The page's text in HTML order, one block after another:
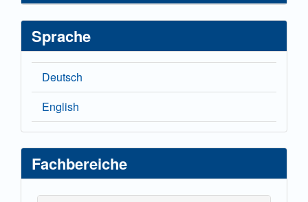
Sprache
Deutsch
English
Fachbereiche